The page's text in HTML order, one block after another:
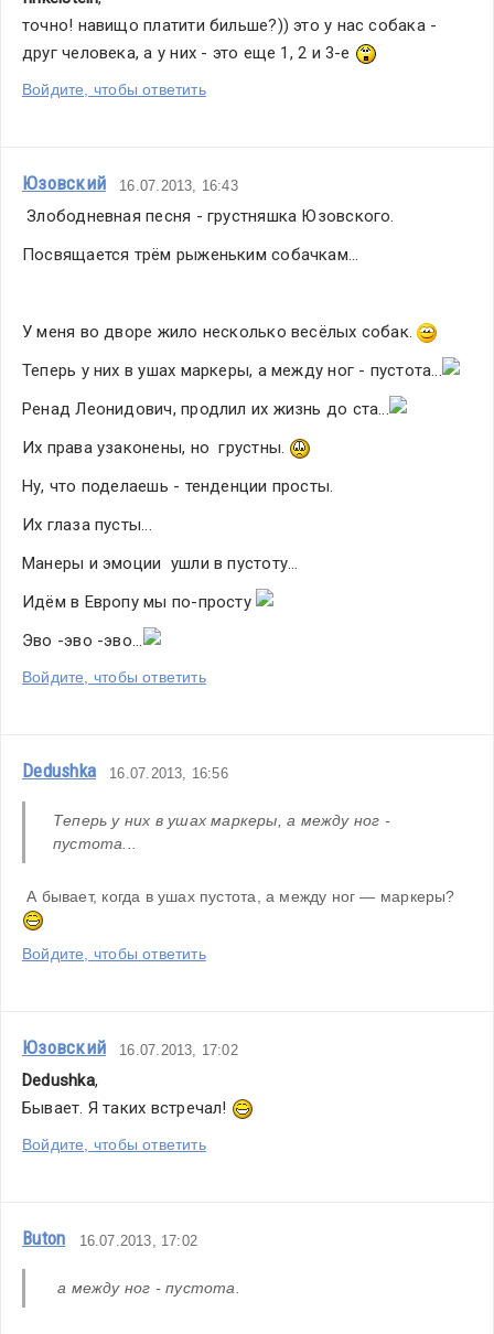
точно! навищо платити бильше?)) это у нас собака -
друг человека, а у них - это еще 1, 2 и 3-е
Войдите, чтобы ответить
Юзовский 16.07.2013, 16:43
Злободневная песня - грустняшка Юзовского.
Посвящается трём рыженьким собачкам...
У меня во дворе жило несколько весёлых собак.
Теперь у них в ушах маркеры, а между ног - пустота...
Ренад Леонидович, продлил их жизнь до ста...
Их права узаконены, но  грустны.
Ну, что поделаешь - тенденции просты.
Их глаза пусты...
Манеры и эмоции  ушли в пустоту...
Идём в Европу мы по-просту
Эво -эво -эво...
Войдите, чтобы ответить
Dedushka 16.07.2013, 16:56
Теперь у них в ушах маркеры, а между ног -
пустота...
А бывает, когда в ушах пустота, а между ног — маркеры?
Войдите, чтобы ответить
Юзовский 16.07.2013, 17:02
Dedushka,
Бывает. Я таких встречал!
Войдите, чтобы ответить
Buton 16.07.2013, 17:02
а между ног - пустота.